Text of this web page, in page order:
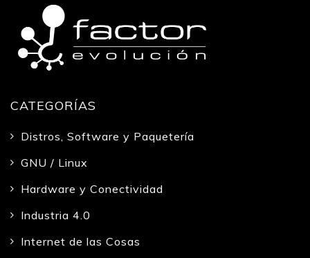
CATEGORÍAS
Distros, Software y Paquetería
GNU / Linux
Hardware y Conectividad
Industria 4.0
Internet de las Cosas